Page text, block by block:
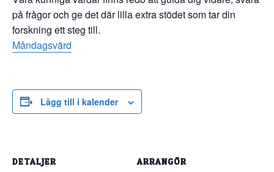
på frågor och ge det där lilla extra stödet som tar din
forskning ett steg till.
Måndagsvärd
Lägg till i kalender
DETALJER ARRANGÖR